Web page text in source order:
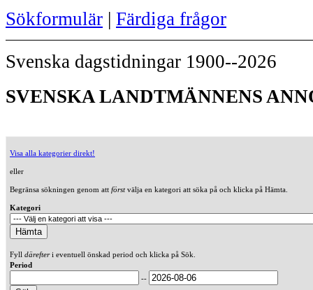
Sökformulär | Färdiga frågor
Svenska dagstidningar 1900--2026
SVENSKA LANDTMÄNNENS
Visa alla kategorier direkt!
eller
Begränsa sökningen genom att förstvälja en kategori att söka på och klicka på Hämta.
Kategori
Fyll därefteri eventuell önskad period och klicka på Sök.
Period
--